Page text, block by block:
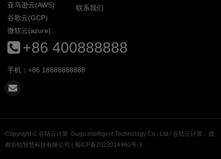
亚马逊云(AWS)
谷歌云(GCP)
微软云(azure)
联系我们
+86 400888888
手机：+86 18888888888
Copyright © 谷咕云计算 Gugu Intelligent Technology Co., Ltd / 谷咕云计算：成
都谷咕智慧科技有限公司 | 蜀ICP备2023014960号-3